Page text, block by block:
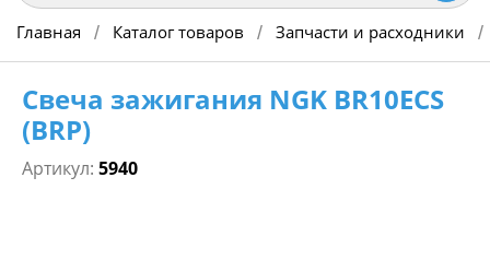
Главная / Каталог товаров / Запчасти и расходники /
Свеча зажигания NGK BR10ECS
(BRP)
Артикул: 5940